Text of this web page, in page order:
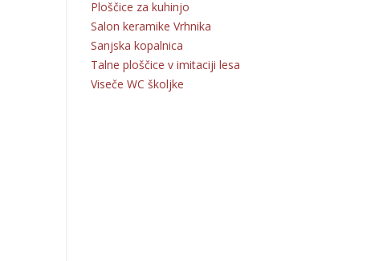
Ploščice za kuhinjo
Salon keramike Vrhnika
Sanjska kopalnica
Talne ploščice v imitaciji lesa
Viseče WC školjke